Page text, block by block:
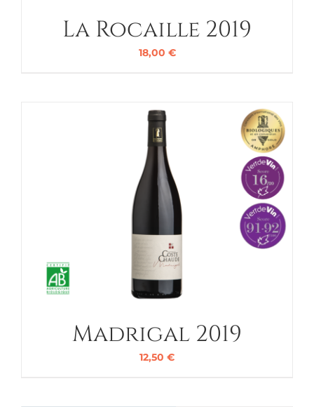
La Rocaille 2019
18,00 €
Madrigal 2019
12,50 €